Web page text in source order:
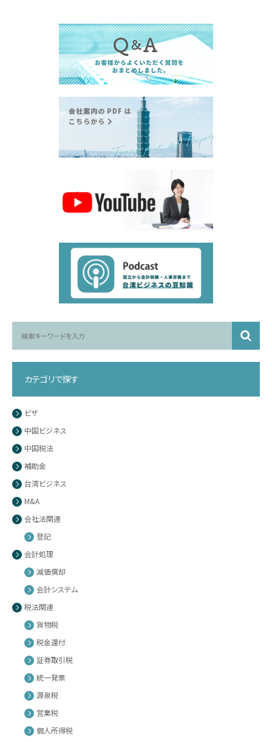
カテゴリで探す
ビザ
中国ビジネス
中国税法
補助金
台湾ビジネス
M&A
会社法関連
登記
会計処理
減価償却
会計システム
税法関連
貨物税
税金還付
証券取引税
統一発票
源泉税
営業税
個人所得税